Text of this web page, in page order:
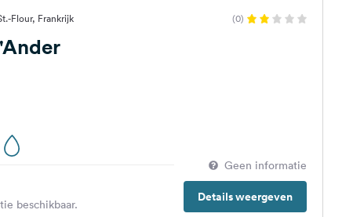
Flour, Frankrijk (0)
Geen informatie
Details weergeven
beschikbaar.